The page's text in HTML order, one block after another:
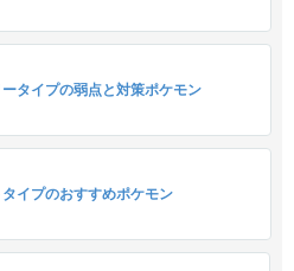
タイプの弱点と対策ポケモン
イプのおすすめポケモン